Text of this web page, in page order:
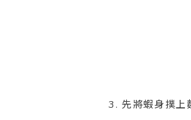
3. 先將蝦身撲上